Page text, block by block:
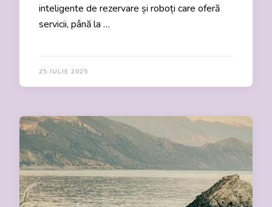
inteligente de rezervare și roboți care oferă
servicii, până la …
25 IULIE 2025